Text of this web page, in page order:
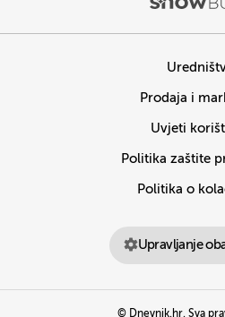
Prodaja i
Uvjeti
Politika zaštite
Politika o
Upravljanje
© Dnevnik.hr. Sva